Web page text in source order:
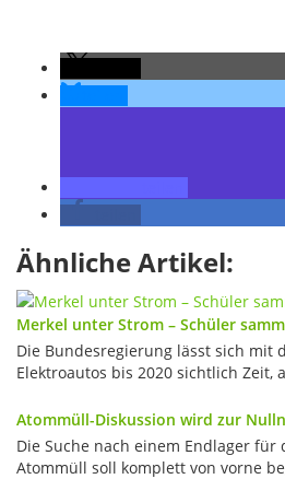
Ähnliche Artikel:
Merkel unter Strom – Schüler
Die Bundesregierung lässt sich mit
Elektroautos bis 2020 sichtlich Zeit,
Atommüll-Diskussion wird zur
Die Suche nach einem Endlager für
Atommüll soll komplett von vorne